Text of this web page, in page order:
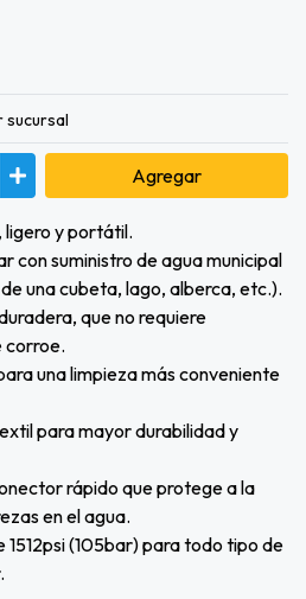
sucursal
Agregar
ligero y portátil.
con suministro de agua municipal
una cubeta, lago, alberca, etc.).
que no requiere
corroe.
una limpieza más conveniente
para mayor durabilidad y
rápido que protege a la
en el agua.
(105bar) para todo tipo de